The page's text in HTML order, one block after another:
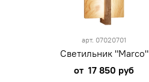
арт. 07020701
Светильник "Marco"
от 17 850 руб